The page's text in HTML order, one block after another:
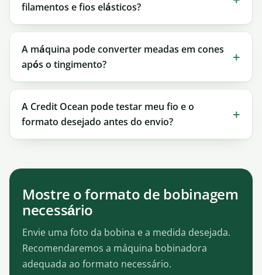
filamentos e fios elásticos?
A máquina pode converter meadas em cones
após o tingimento?
A Credit Ocean pode testar meu fio e o
formato desejado antes do envio?
Mostre o formato de bobinagem
necessário
Envie uma foto da bobina e a medida desejada.
Recomendaremos a máquina bobinadora
adequada ao formato necessário.